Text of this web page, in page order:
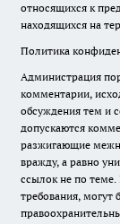
относящихся к
находящихся на
Политика
Администрация
комментарии,
обсуждения тем и
допускаются
разжигающие
вражду, а равно
ссылок не по
требования, могут